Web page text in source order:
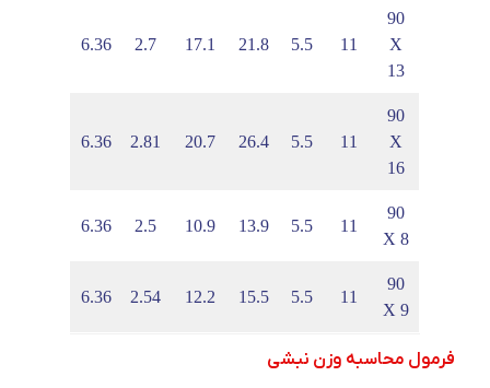
90
X
13
11
5.5
21.8
17.1
2.7
6.36
90
X
16
11
5.5
26.4
20.7
2.81
6.36
90
X 8
11
5.5
13.9
10.9
2.5
6.36
90
X 9
11
5.5
15.5
12.2
2.54
6.36
فرمول محاسبه وزن نبشی